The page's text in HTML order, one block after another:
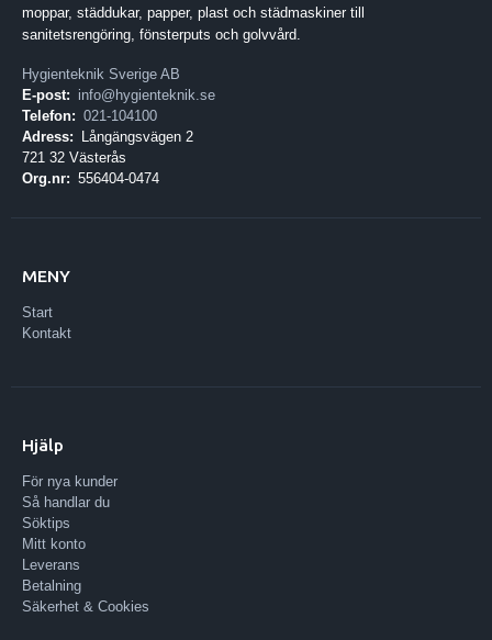
moppar, städdukar, papper, plast och städmaskiner till
sanitetsrengöring, fönsterputs och golvvård.
Hygienteknik Sverige AB
E-post: info@hygienteknik.se
Telefon: 021-104100
Adress: Långängsvägen 2
721 32 Västerås
Org.nr: 556404-0474
MENY
Start
Kontakt
Hjälp
För nya kunder
Så handlar du
Söktips
Mitt konto
Leverans
Betalning
Säkerhet & Cookies